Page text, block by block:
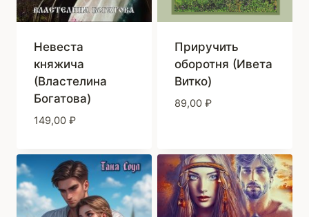
Невеста
княжича
(Властелина
Богатова)
149,00 ₽
Приручить
оборотня (Ивета
Витко)
89,00 ₽